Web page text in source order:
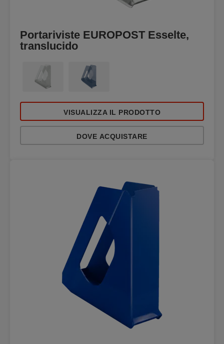
Portariviste EUROPOST Esselte,
translucido
VISUALIZZA IL PRODOTTO
DOVE ACQUISTARE